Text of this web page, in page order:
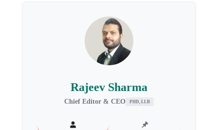
Rajeev Sharma
Chief Editor & CEO PHD, LLB